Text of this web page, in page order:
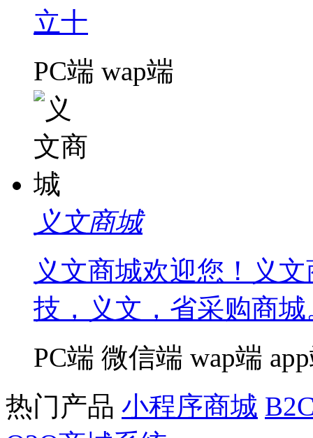
立十
PC端 wap端
义文商城
义文商城欢迎您！义
技，义文，省采购商城
PC端 微信端 wap端
热门产品 小程序商城